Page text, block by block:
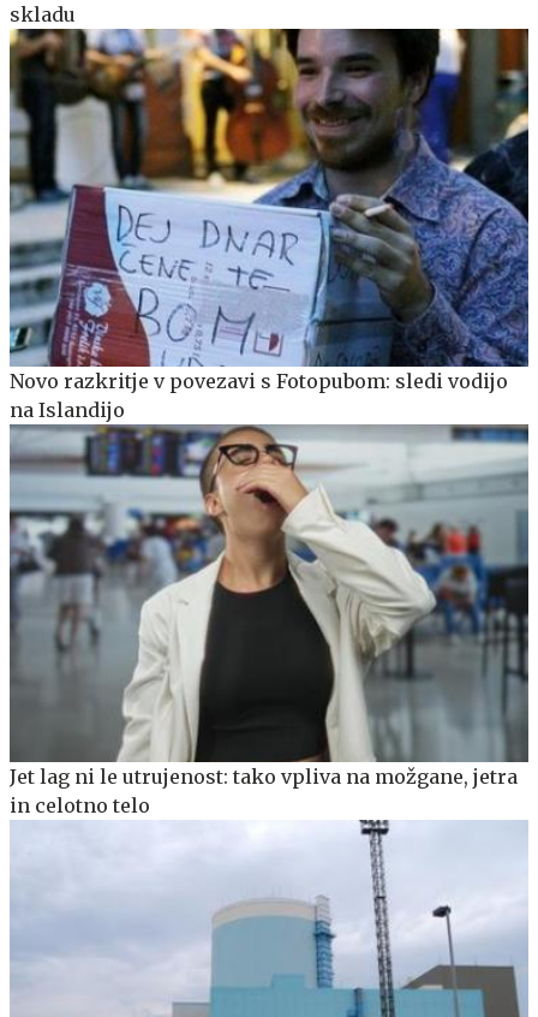
skladu
Novo razkritje v povezavi s Fotopubom: sledi vodijo
na Islandijo
Jet lag ni le utrujenost: tako vpliva na možgane, jetra
in celotno telo